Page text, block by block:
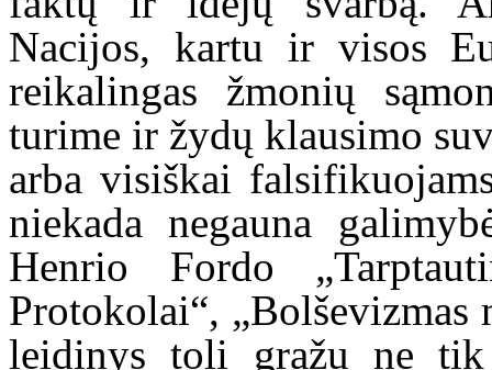
Nacijos, kartu ir visos
reikalingas žmonių
turime ir žydų klausimo
arba visiškai
niekada negauna
Henrio Fordo
Protokolai“,
leidinys toli gražu ne